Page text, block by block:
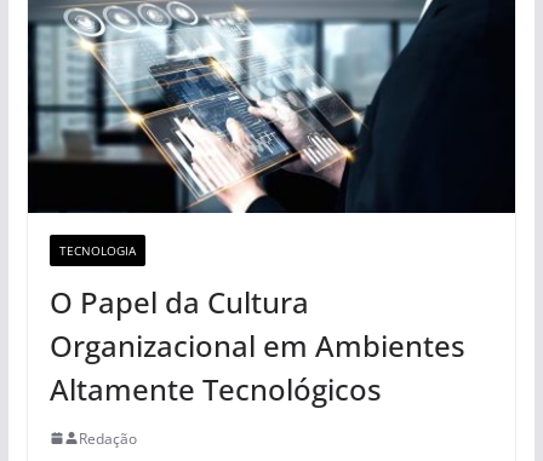
TECNOLOGIA
O Papel da Cultura
Organizacional em Ambientes
Altamente Tecnológicos
Redação